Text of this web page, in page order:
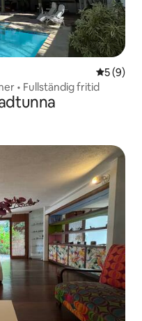
5 av 5 i
5 (9)
• Fullständig fritid